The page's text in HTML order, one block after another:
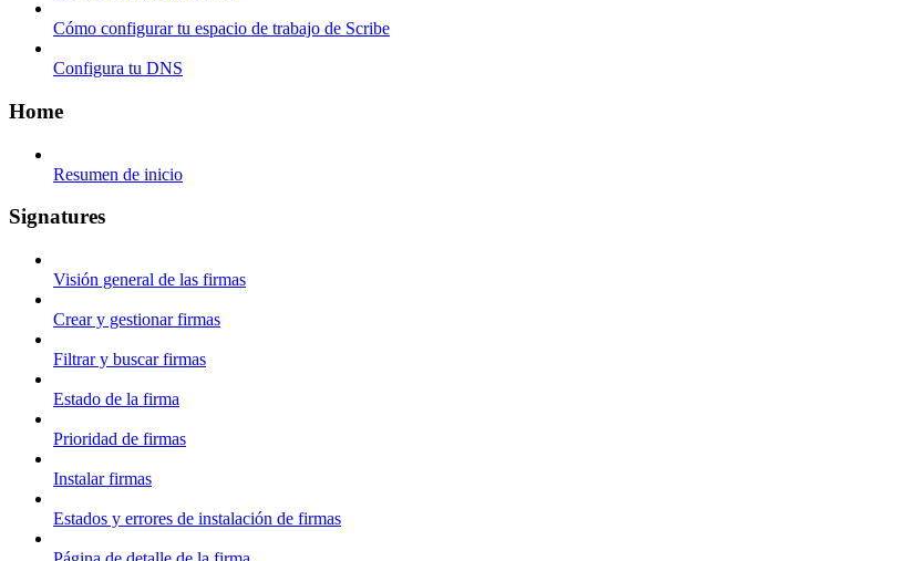
Cómo configurar tu espacio de trabajo de Scribe
Configura tu DNS
Home
Resumen de inicio
Signatures
Visión general de las firmas
Crear y gestionar firmas
Filtrar y buscar firmas
Estado de la firma
Prioridad de firmas
Instalar firmas
Estados y errores de instalación de firmas